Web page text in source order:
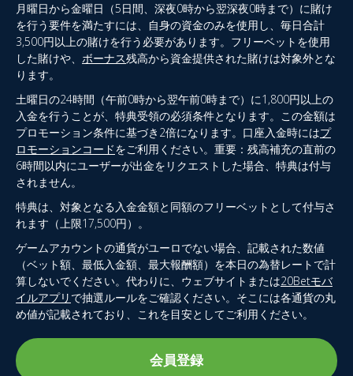
月曜日から金曜日（5日間、深夜0時から翌深夜0時まで）に賭け
を行う要件を満たすには、自身の資金のみを使用し、毎日合計
3,500円以上の賭けを行う必要があります。フリーベットを使用
した賭けや、 ボーナス残高から資金提供された賭けは対象外とな
ります。
土曜日の24時間（午前0時から翌午前0時まで）に1,800円以上の
入金を行うことが、特典受領の必須条件となります。この金額は
プロモーション条件に基づき2倍になります。口座入金時にはプ
ロモーションコードをご利用ください。重要：残高補充の直前の
6時間以内にユーザーが出金をリクエストした場合、特典は付与
されません。
特典は、対象となる入金金額と同額のフリーベットとして付与さ
れます（上限17,500円）。
ゲームアカウントの通貨がユーロでない場合、記載された数値
（ベット額、最低入金額、最大報酬額）を本日の為替レートで計
算しないでください。代わりに、ウェブサイトまたは20Betモバ
イルアプリ で抽選ルールをご確認ください。そこには各通貨の丸
め値が記載されており、これを目安としてご利用ください。
会員登録